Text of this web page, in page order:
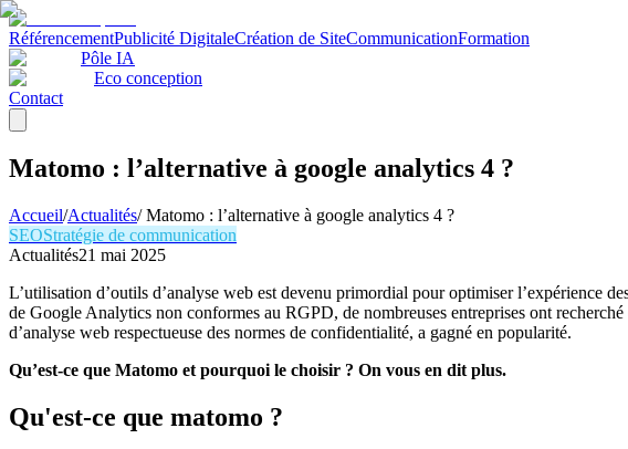
RéférencementPublicité DigitaleCréation de SiteCommunicationFormation
Pôle IA
Eco conception
Contact
Matomo : l’alternative à google analytics 4 ?
Accueil/Actualités/Matomo : l’alternative à google analytics 4 ?
SEOStratégie de communication
Actualités21 mai 2025
L’utilisation d’outils d’analyse web est devenu primordial pour optimiser l’expérience
de Google Analytics non conformes au RGPD, de nombreuses entreprises ont
d’analyse web respectueuse des normes de confidentialité, a gagné en popularité.
Qu’est-ce que Matomo et pourquoi le choisir ? On vous en dit plus.
Qu'est-ce que matomo ?